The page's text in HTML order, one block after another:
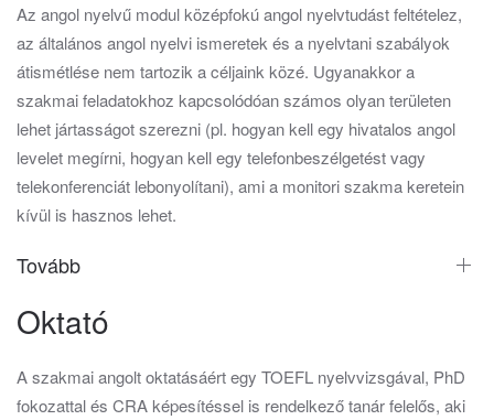
Az angol nyelvű modul középfokú angol nyelvtudást feltételez,
az általános angol nyelvi ismeretek és a nyelvtani szabályok
átismétlése nem tartozik a céljaink közé. Ugyanakkor a
szakmai feladatokhoz kapcsolódóan számos olyan területen
lehet jártasságot szerezni (pl. hogyan kell egy hivatalos angol
levelet megírni, hogyan kell egy telefonbeszélgetést vagy
telekonferenciát lebonyolítani), ami a monitori szakma keretein
kívül is hasznos lehet.
Tovább
Oktató
A szakmai angolt oktatásáért egy TOEFL nyelvvizsgával, PhD
fokozattal és CRA képesítéssel is rendelkező tanár felelős, aki